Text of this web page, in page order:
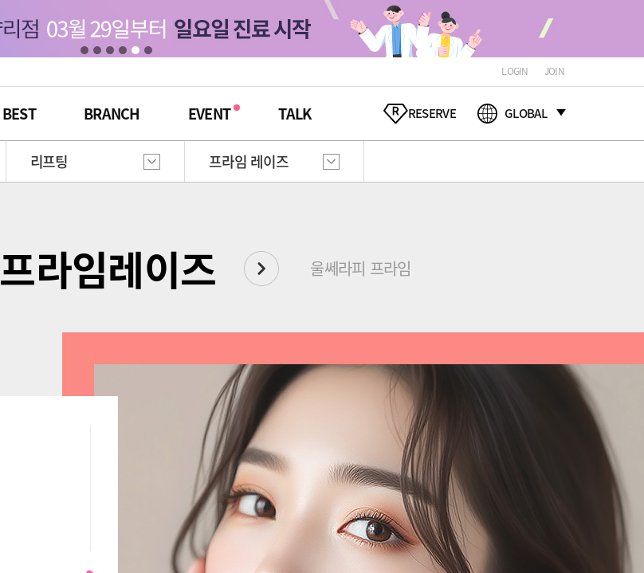
LOGIN JOIN
BEST BRANCH EVENT TALK RESERVE GLOBAL
리프팅 프라임 레이즈
프라임레이즈 울쎄라피 프라임